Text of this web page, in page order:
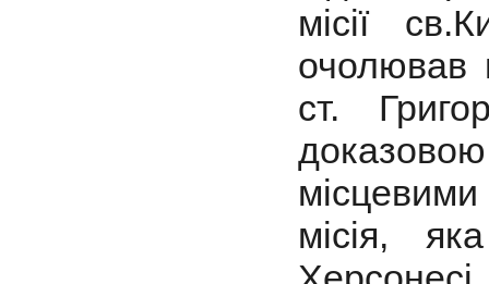
місії
очолював
ст.
доказовою
місія,